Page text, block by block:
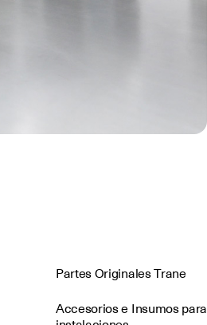
Partes Originales Trane
Accesorios e Insumos para